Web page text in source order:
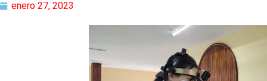
enero 27, 2023